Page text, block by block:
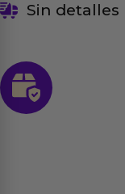
Sin detalles